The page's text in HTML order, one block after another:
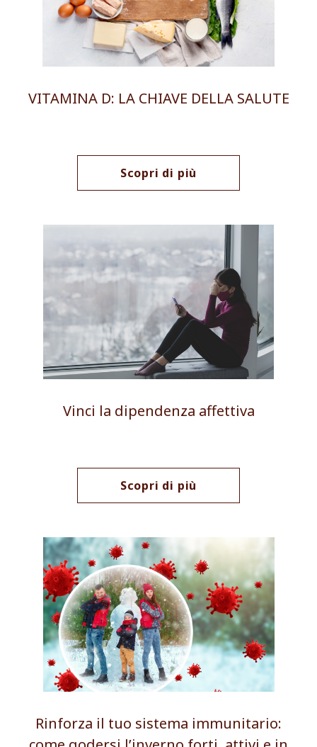
VITAMINA D: LA CHIAVE DELLA SALUTE
Scopri di più
Vinci la dipendenza affettiva
Scopri di più
Rinforza il tuo sistema immunitario: